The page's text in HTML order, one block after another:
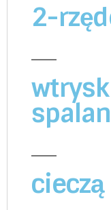
2-
cieczą